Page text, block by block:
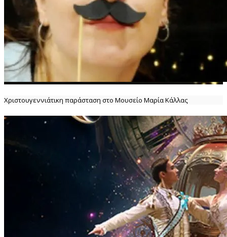
Χριστουγεννιάτικη παράσταση στο Μουσείο Μαρία Κάλλας